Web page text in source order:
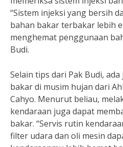
“Sistem injeksi yang bersih
bahan bakar terbakar lebih
menghemat penggunaan
Budi.
Selain tips dari Pak Budi,
bakar di musim hujan dari
Cahyo. Menurut beliau,
kendaraan juga dapat
bakar. “Servis rutin
filter udara dan oli mesin